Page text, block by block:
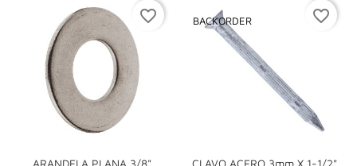
ARANDELA PLANA 3/8"
favorite_border
CLAVO ACERO 3mm X 1-1/2"
BACKORDER favorite_border